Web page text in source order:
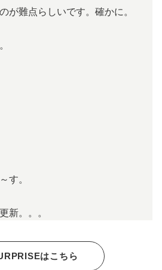
が難点らしいです。確かに。
す。
新。。。
はこちら